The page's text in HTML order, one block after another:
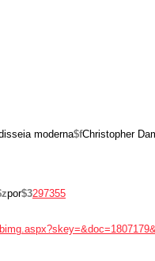
moderna$fChristopher
por$3297355